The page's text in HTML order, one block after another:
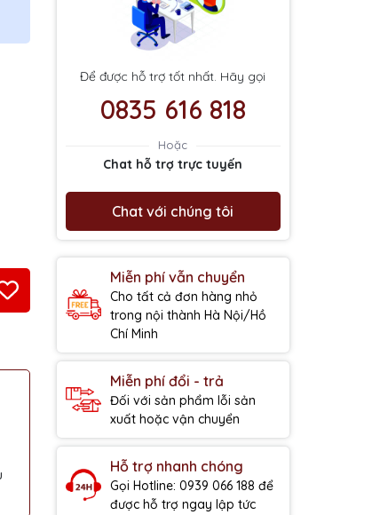
Để được hỗ trợ tốt nhất. Hãy gọi
0835 616 818
Hoặc
Chat hỗ trợ trực tuyến
Chat với chúng tôi
Miễn phí vẫn chuyển
Cho tất cả đơn hàng nhỏ
trong nội thành Hà Nội/Hồ
Chí Minh
Miễn phí đổi - trả
Đối với sản phẩm lỗi sản
xuất hoặc vận chuyển
Hỗ trợ nhanh chóng
Gọi Hotline: 0939 066 188 để
được hỗ trợ ngay lập tức